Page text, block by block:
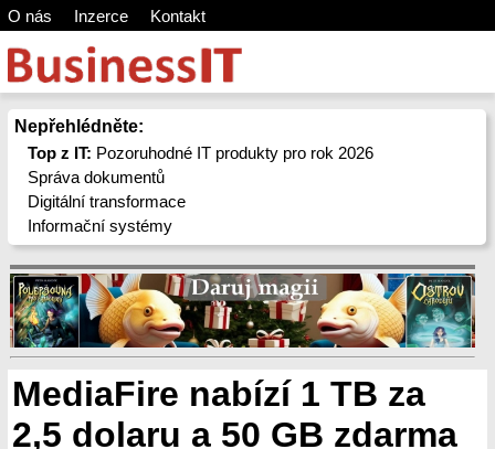
O nás Inzerce Kontakt
Nepřehlédněte:
Top z IT: Pozoruhodné IT produkty pro rok 2026
Správa dokumentů
Digitální transformace
Informační systémy
MediaFire nabízí 1 TB za
2,5 dolaru a 50 GB zdarma